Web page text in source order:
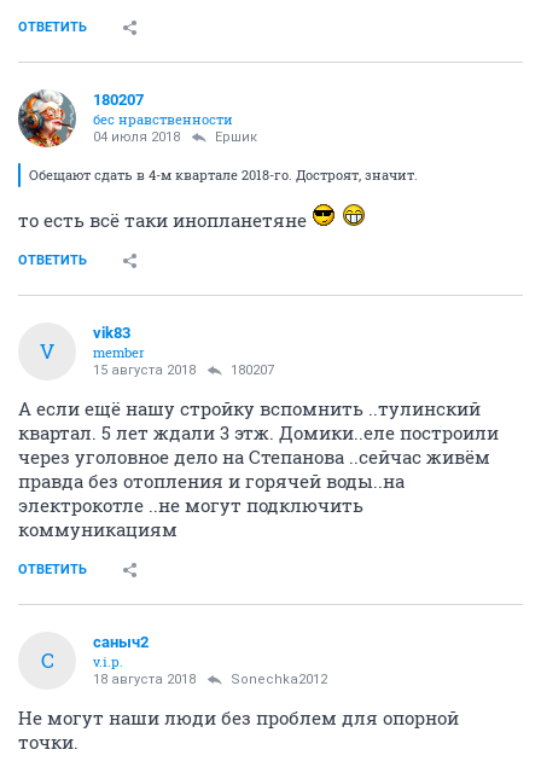
ОТВЕТИТЬ
180207
бес нравственности
04 июля 2018 Ершик
Обещают сдать в 4-м квартале 2018-го. Достроят, значит.
то есть всё таки инопланетяне
ОТВЕТИТЬ
V
vik83
member
15 августа 2018 180207
А если ещё нашу стройку вспомнить ..тулинский
квартал. 5 лет ждали 3 этж. Домики..еле построили
через уголовное дело на Степанова ..сейчас живём
правда без отопления и горячей воды..на
электрокотле ..не могут подключить
коммуникациям
ОТВЕТИТЬ
С
саныч2
v.i.p.
18 августа 2018 Sonechka2012
Не могут наши люди без проблем для опорной
точки.